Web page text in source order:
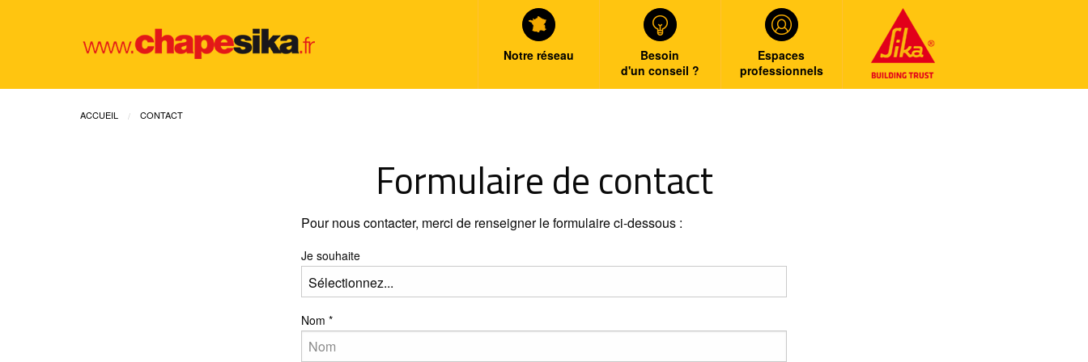
Notre réseau
Besoin
d'un conseil ?
Espaces
professionnels
ACCUEIL CONTACT
Formulaire de contact
Pour nous contacter, merci de renseigner le formulaire ci-dessous :
Je souhaite
Nom *